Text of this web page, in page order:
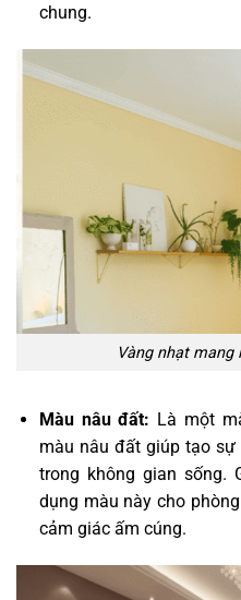
chung.
Vàng nhạt mang
Màu nâu đất: Là một
màu nâu đất giúp tạo
trong không gian sống.
dụng màu này cho
cảm giác ấm cúng.